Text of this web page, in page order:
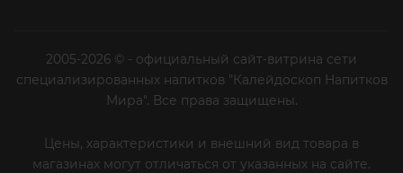
2005-2026 © - официальный сайт-витрина сети
специализированных напитков "Калейдоскоп Напитков
Мира". Все права защищены.
Цены, характеристики и внешний вид товара в
магазинах могут отличаться от указанных на сайте.